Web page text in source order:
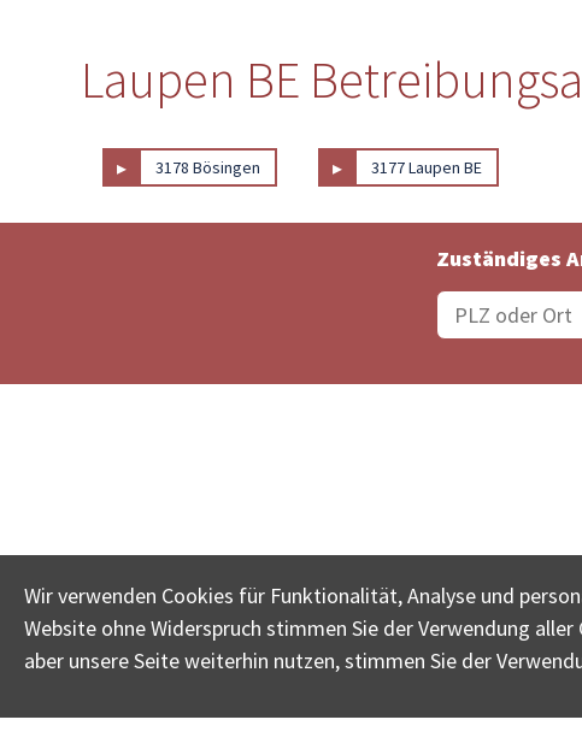
Laupen BE
▸ 3178 Bösingen ▸ 3177 Laupen BE
Zuständiges
Wir verwenden Cookies für Funktionalität, Analyse und
Website ohne Widerspruch stimmen Sie der Verwendung
aber unsere Seite weiterhin nutzen, stimmen Sie der